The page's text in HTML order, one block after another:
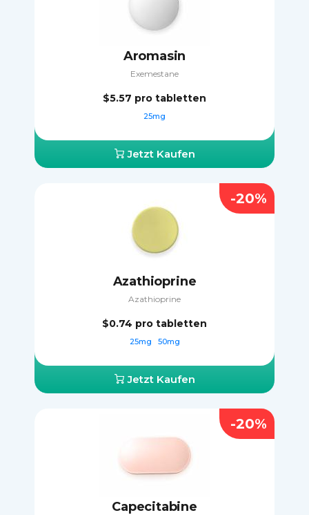
Aromasin
Exemestane
$5.57 pro tabletten
25mg
Jetzt Kaufen
Azathioprine
Azathioprine
$0.74 pro tabletten
25mg 50mg
Jetzt Kaufen
-20%
Capecitabine
-20%